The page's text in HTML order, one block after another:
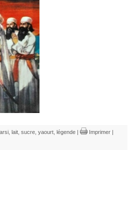
lait sucre yaourt légende | Imprimer |